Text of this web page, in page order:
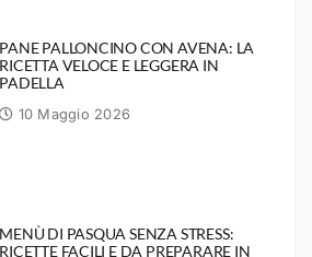
PANE PALLONCINO CON AVENA: LA
RICETTA VELOCE E LEGGERA IN
PADELLA
10 Maggio 2026
MENÙ DI PASQUA SENZA STRESS:
RICETTE FACILI E DA PREPARARE IN